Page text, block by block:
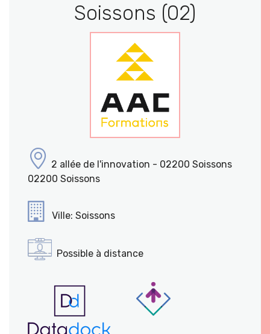
Soissons (02)
2 allée de l'innovation - 02200 Soissons
02200 Soissons
Ville: Soissons
Possible à distance